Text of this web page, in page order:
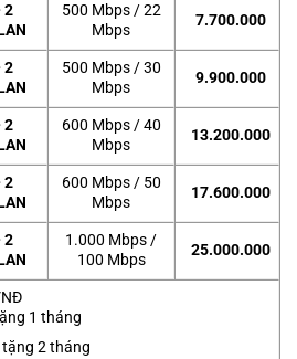
2
500 Mbps / 22
Mbps
7.700.000
2
500 Mbps / 30
Mbps
9.900.000
2
600 Mbps / 40
Mbps
13.200.000
2
600 Mbps / 50
Mbps
17.600.000
2
1.000 Mbps /
100 Mbps
25.000.000
1 tháng
2 tháng